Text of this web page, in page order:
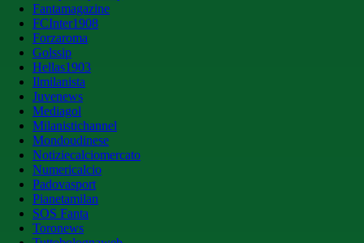
Fantamagazine
FCInter1908
Forzaroma
Golssip
Hellas1903
Ilmilanista
Juvenews
Mediagol
Milanistichannel
Mondoudinese
Notiziecalciomercato
Numericalcio
Padovasport
Pianetamilan
SOS Fanta
Toronews